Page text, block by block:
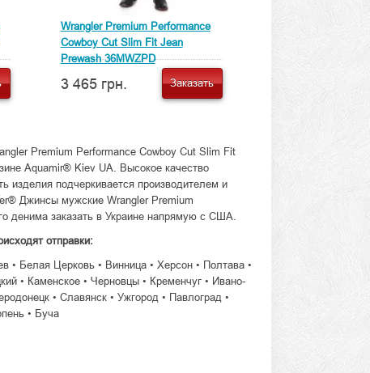
Wrangler Premium Performance
Cowboy Cut Slim Fit Jean
Prewash 36MWZPD
3 465 грн. Заказать
Premium Performance Cowboy Cut Slim Fit
Aquamir® Kiev UA. Высокое качество
изделия подчеркивается производителем и
Джинсы мужские Wrangler Premium
денима заказать в Украине напрямую с США.
отправки:
• Белая Церковь • Винница • Херсон • Полтава •
• Каменское • Черновцы • Кременчуг • Ивано-
• Славянск • Ужгород • Павлоград •
• Буча